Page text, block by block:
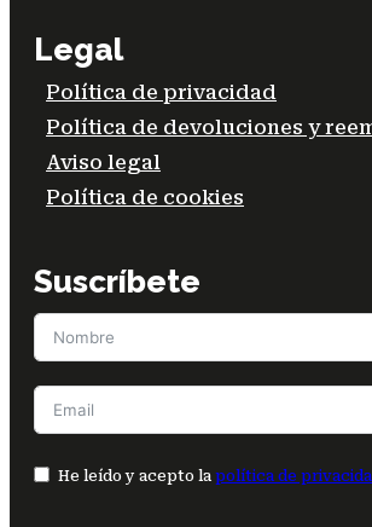
Legal
Política de privacidad
Política de devoluciones y
Aviso legal
Política de cookies
Suscríbete
He leído y acepto la política de